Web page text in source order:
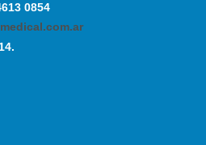
0854